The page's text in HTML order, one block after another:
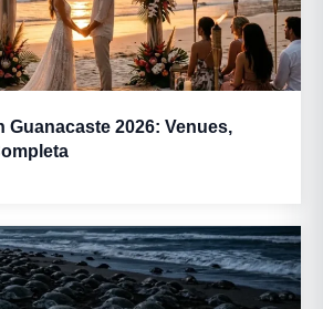
Guanacaste 2026: Venues,